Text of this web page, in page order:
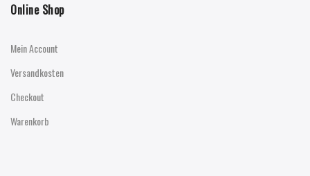
Online Shop
Mein Account
Versandkosten
Checkout
Warenkorb